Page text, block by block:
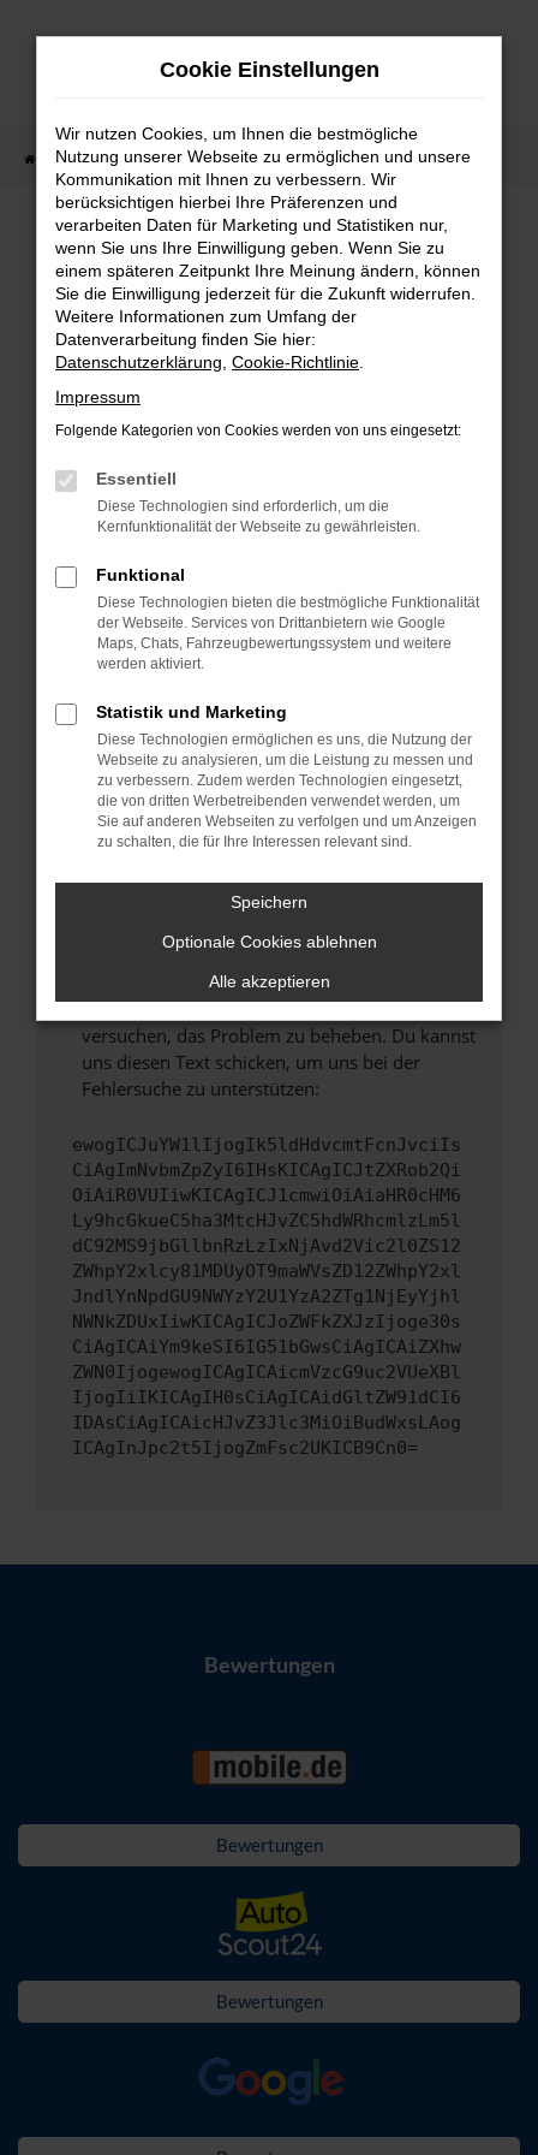
Zum
Startseite Fahrzeugangebote Fahrzeug-Showroom
FEHLER: NETWORK ERROR
Beim Laden ist ein Fehler aufgetreten.
Hier sind ein paar Tipps, die dir helfen können:
Überprüfe deine Firewall und deine
Laden andere Webseiten, zum Beispiel deine
Suchmaschine?
Prüfe deine Browsererweiterungen.
Manche Erweiterungen, wie Werbeblocker,
verhindern. Funktioniert die Seite in einem
anderen Browser oder in einem privaten
Fenster?
Starte dein Gerät neu.
Probleme zu beheben.
Stelle sicher, dass dein Browser und dein
Betriebssystem auf dem neuesten Stand
sind.
Veraltete Software birgt nicht nur ein
führen, dass bestimmte Funktionen nicht mehr
Wende dich an den Webseitenbetreiber.
Wenn du alle oben genannten Schritte versucht
hast, kontaktiere uns bitte. Wir werden
versuchen, das Problem zu beheben. Du kannst
uns diesen Text schicken, um uns bei der
Fehlersuche zu unterstützen:
ewogICJuYW1lIjogIk5ldHdvcmtFcnJvciIs
CiAgImNvbmZpZyI6IHsKICAgICJtZXRob2Qi
OiAiR0VUIiwKICAgICJ1cmwiOiAiaHR0cHM6
Ly9hcGkueC5ha3MtcHJvZC5hdWRhcmlzLm5l
dC92MS9jbGllbnRzLzIxNjAvd2Vic2l0ZS12
ZWhpY2xlcy81MDUyOT9maWVsZD12ZWhpY2xl
JndlYnNpdGU9NWYzY2U1YzA2ZTg1NjEyYjhl
NWNkZDUxIiwKICAgICJoZWFkZXJzIjoge30s
CiAgICAiYm9keSI6IG51bGwsCiAgICAiZXhw
ZWN0IjogewogICAgICAicmVzcG9uc2VUeXBl
IjogIiIKICAgIH0sCiAgICAidGltZW91dCI6
IDAsCiAgICAicHJvZ3Jlc3MiOiBudWxsLAog
ICAgInJpc2t5IjogZmFsc2UKICB9Cn0=
Bewertungen
Bewertungen
Bewertungen
Cookie Einstellungen
Wir nutzen Cookies, um Ihnen die bestmögliche
Nutzung unserer Webseite zu ermöglichen und unsere
Kommunikation mit Ihnen zu verbessern. Wir
berücksichtigen hierbei Ihre Präferenzen und
verarbeiten Daten für Marketing und Statistiken nur,
wenn Sie uns Ihre Einwilligung geben. Wenn Sie zu
einem späteren Zeitpunkt Ihre Meinung ändern, können
Sie die Einwilligung jederzeit für die Zukunft widerrufen.
Weitere Informationen zum Umfang der
Datenverarbeitung finden Sie hier:
Datenschutzerklärung Cookie-Richtlinie
Impressum
Folgende Kategorien von Cookies werden von uns eingesetzt:
Essentiell
Diese Technologien sind erforderlich, um die
Kernfunktionalität der Webseite zu gewährleisten.
Funktional
Diese Technologien bieten die bestmögliche Funktionalität
der Webseite. Services von Drittanbietern wie Google
Maps, Chats, Fahrzeugbewertungssystem und weitere
werden aktiviert.
Statistik und Marketing
Diese Technologien ermöglichen es uns, die Nutzung der
Webseite zu analysieren, um die Leistung zu messen und
zu verbessern. Zudem werden Technologien eingesetzt,
die von dritten Werbetreibenden verwendet werden, um
Sie auf anderen Webseiten zu verfolgen und um Anzeigen
zu schalten, die für Ihre Interessen relevant sind.
Speichern
Optionale Cookies ablehnen
Alle akzeptieren